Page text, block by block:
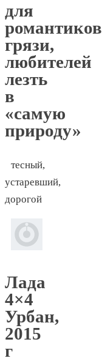
для
романтиков
грязи,
любителей
лезть
в
«самую
природу»
тесный,
устаревший,
дорогой
Лада
4×4
Урбан,
2015
г